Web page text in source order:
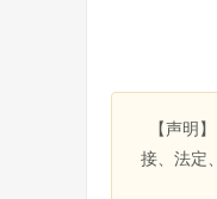
【声明
接、法定